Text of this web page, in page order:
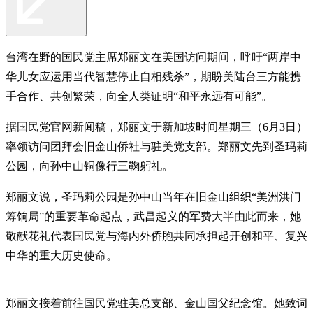
台湾在野的国民党主席郑丽文在美国访问期间，呼吁“两岸中
华儿女应运用当代智慧停止自相残杀”，期盼美陆台三方能携
手合作、共创繁荣，向全人类证明“和平永远有可能”。
据国民党官网新闻稿，郑丽文于新加坡时间星期三（6月3日）
率领访问团拜会旧金山侨社与驻美党支部。郑丽文先到圣玛莉
公园，向孙中山铜像行三鞠躬礼。
郑丽文说，圣玛莉公园是孙中山当年在旧金山组织“美洲洪门
筹饷局”的重要革命起点，武昌起义的军费大半由此而来，她
敬献花礼代表国民党与海内外侨胞共同承担起开创和平、复兴
中华的重大历史使命。
郑丽文接着前往国民党驻美总支部、金山国父纪念馆。她致词